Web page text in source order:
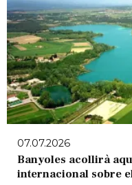
07.07.2026
Banyoles acollirà
internacional sobre